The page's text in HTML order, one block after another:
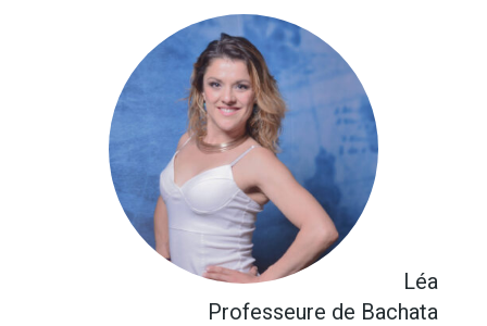
Léa
Professeure de Bachata